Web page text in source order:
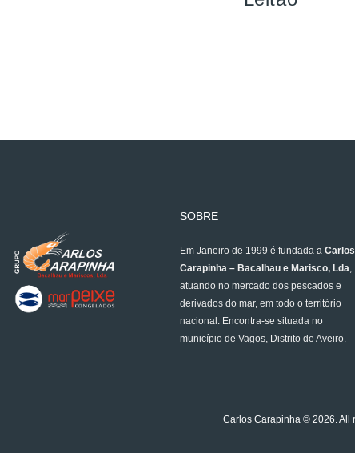
SOBRE
Em Janeiro de 1999 é fundada a Carlos
Carapinha – Bacalhau e Marisco, Lda
atuando no mercado dos pescados e
derivados do mar, em todo o território
nacional. Encontra-se situada no
município de Vagos, Distrito de Aveiro.
Carlos Carapinha © 2026. All